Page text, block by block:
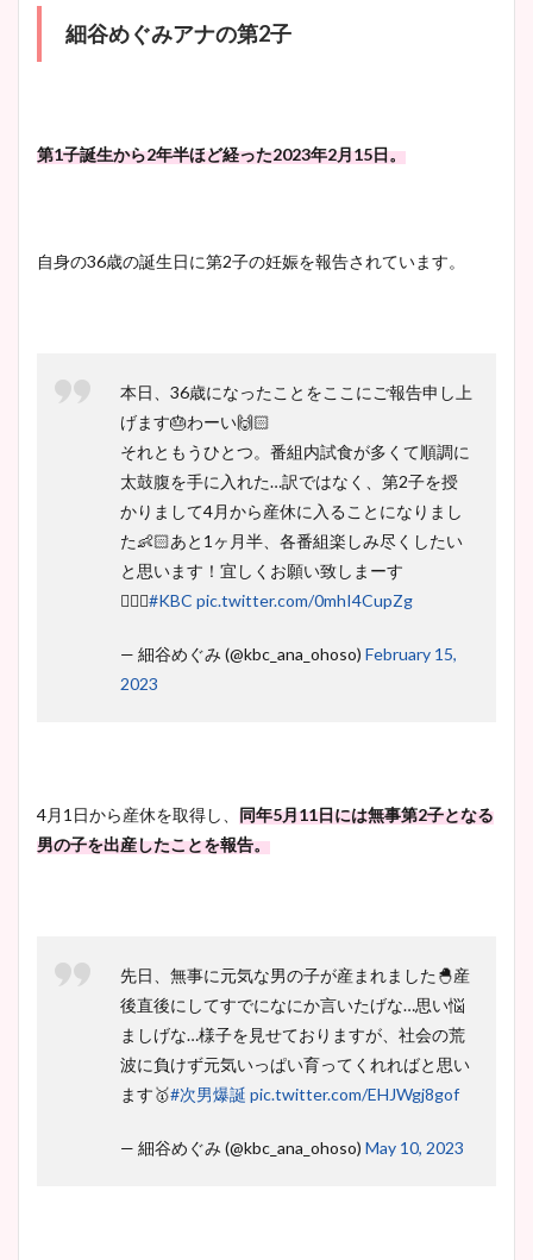
細谷めぐみアナの第2子
第1子誕生から2年半ほど経った2023年2月15日。
自身の36歳の誕生日に第2子の妊娠を報告されています。
本日、36歳になったことをここにご報告申し上
げます🎂わーい🙌🏻
それともうひとつ。番組内試食が多くて順調に
太鼓腹を手に入れた…訳ではなく、第2子を授
かりまして4月から産休に入ることになりまし
た👶🏻あと1ヶ月半、各番組楽しみ尽くしたい
と思います！宜しくお願い致しまーす
🙇‍♀️✨#KBC pic.twitter.com/0mhI4CupZg
— 細谷めぐみ (@kbc_ana_ohoso) February 15,
2023
4月1日から産休を取得し、 同年5月11日には無事第2子となる
男の子を出産したことを報告。
先日、無事に元気な男の子が産まれました🐣産
後直後にしてすでになにか言いたげな…思い悩
ましげな…様子を見せておりますが、社会の荒
波に負けず元気いっぱい育ってくれればと思い
ます🥇#次男爆誕 pic.twitter.com/EHJWgj8gof
— 細谷めぐみ (@kbc_ana_ohoso) May 10, 2023